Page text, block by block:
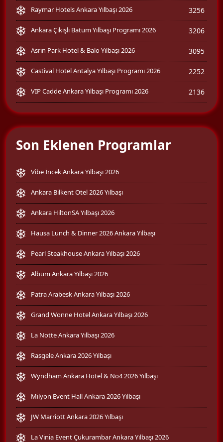
Raymar Hotels Ankara Yılbaşı 2026 3256
Ankara Çıkışlı Batum Yılbaşı Programı 2026 3206
Asrın Park Hotel & Balo Yılbaşı 2026 3095
Castival Hotel Antalya Yılbaşı Programı 2026 2252
VIP Cadde Ankara Yılbaşı Programı 2026 2136
Son Eklenen Programlar
Vibe İncek Ankara Yılbaşı 2026
Ankara Bilkent Otel 2026 Yılbaşı
Ankara HiltonSA Yılbaşı 2026
Hausa Lunch & Dinner 2026 Ankara Yılbaşı
Pearl Steakhouse Ankara Yılbaşı 2026
Albüm Ankara Yılbaşı 2026
Patra Arabesk Ankara Yılbaşı 2026
Grand Wonne Hotel Ankara Yılbaşı 2026
La Notte Ankara Yılbaşı 2026
Rasgele Ankara 2026 Yılbaşı
Wyndham Ankara Hotel & No4 2026 Yılbaşı
Milyon Event Hall Ankara 2026 Yılbaşı
JW Marriott Ankara 2026 Yılbaşı
La Vinia Event Çukurambar Ankara Yılbaşı 2026